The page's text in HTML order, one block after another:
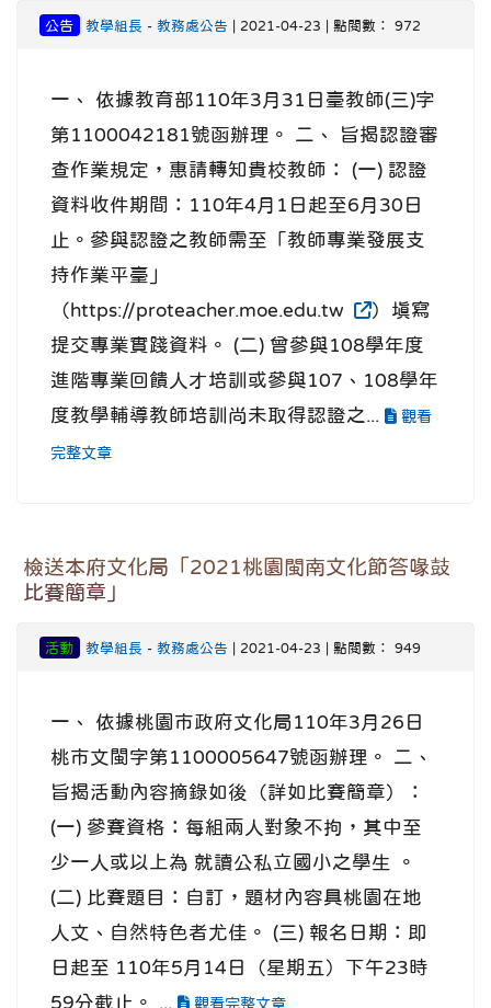
公告 教學組長 - 教務處公告 | 2021-04-23 | 點閱數： 972
一、 依據教育部110年3月31日臺教師(三)字
第1100042181號函辦理。 二、 旨揭認證審
查作業規定，惠請轉知貴校教師： (一) 認證
資料收件期間：110年4月1日起至6月30日
止。參與認證之教師需至「教師專業發展支
持作業平臺」
（https://proteacher.moe.edu.tw
）填寫
提交專業實踐資料。 (二) 曾參與108學年度
進階專業回饋人才培訓或參與107、108學年
度教學輔導教師培訓尚未取得認證之...
觀看
完整文章
檢送本府文化局「2021桃園閩南文化節答喙鼓
比賽簡章」
活動 教學組長 - 教務處公告 | 2021-04-23 | 點閱數： 949
一、 依據桃園市政府文化局110年3月26日
桃市文閩字第1100005647號函辦理。 二、
旨揭活動內容摘錄如後（詳如比賽簡章）：
(一) 參賽資格：每組兩人對象不拘，其中至
少一人或以上為 就讀公私立國小之學生 。
(二) 比賽題目：自訂，題材內容具桃園在地
人文、自然特色者尤佳。 (三) 報名日期：即
日起至 110年5月14日（星期五）下午23時
59分截止。 ...
觀看完整文章